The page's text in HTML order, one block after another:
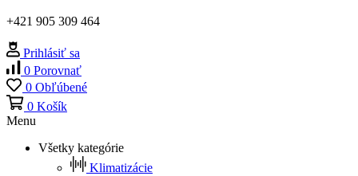
+421 905 309 464
Prihlásiť sa
0 Porovnať
0 Obľúbené
0 Košík
Menu
Všetky kategórie
Klimatizácie